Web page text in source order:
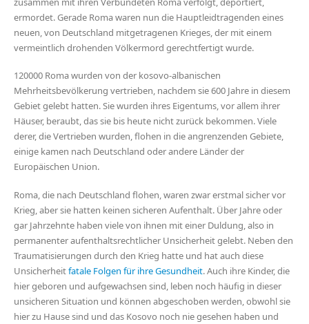
ermordet. Gerade Roma waren nun die Hauptleidtragenden eines
neuen, von Deutschland mitgetragenen Krieges, der mit einem
vermeintlich drohenden Völkermord gerechtfertigt wurde.
120000 Roma wurden von der kosovo-albanischen
Mehrheitsbevölkerung vertrieben, nachdem sie 600 Jahre in diesem
Gebiet gelebt hatten. Sie wurden ihres Eigentums, vor allem ihrer
Häuser, beraubt, das sie bis heute nicht zurück bekommen. Viele
derer, die Vertrieben wurden, flohen in die angrenzenden Gebiete,
einige kamen nach Deutschland oder andere Länder der
Europäischen Union.
Roma, die nach Deutschland flohen, waren zwar erstmal sicher vor
Krieg, aber sie hatten keinen sicheren Aufenthalt. Über Jahre oder
gar Jahrzehnte haben viele von ihnen mit einer Duldung, also in
permanenter aufenthaltsrechtlicher Unsicherheit gelebt. Neben den
Traumatisierungen durch den Krieg hatte und hat auch diese
Unsicherheitfatale Folgen für ihre Gesundheit. Auch ihre Kinder, die
hier geboren und aufgewachsen sind, leben noch häufig in dieser
unsicheren Situation und können abgeschoben werden, obwohl sie
hier zu Hause sind und das Kosovo noch nie gesehen haben und